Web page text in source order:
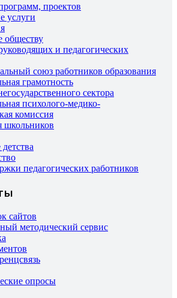
проектов
услуги
обществу
и педагогических
союз работников образования
грамотность
сектора
психолого-медико-
комиссия
школьников
педагогических работников
сайтов
методический сервис
опросы